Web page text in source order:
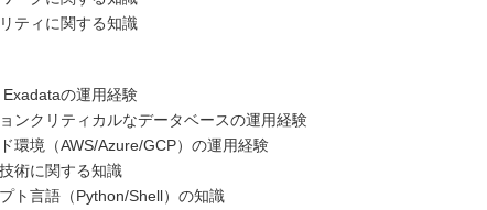
ティに関する知識
Exadataの運用経験
ョンクリティカルなデータベースの運用経験
ド環境（AWS/Azure/GCP）の運用経験
術に関する知識
プト言語（Python/Shell）の知識